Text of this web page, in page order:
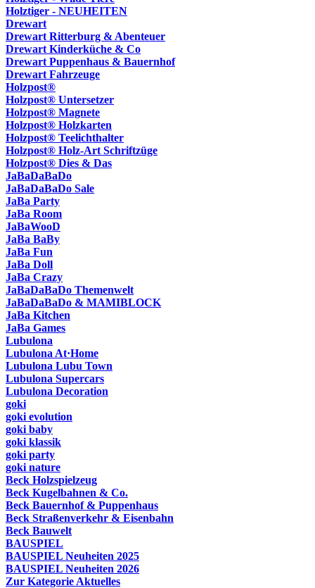
Holztiger - NEUHEITEN
Drewart
Drewart Ritterburg & Abenteuer
Drewart Kinderküche & Co
Drewart Puppenhaus & Bauernhof
Drewart Fahrzeuge
Holzpost®
Holzpost® Untersetzer
Holzpost® Magnete
Holzpost® Holzkarten
Holzpost® Teelichthalter
Holzpost® Holz-Art Schriftzüge
Holzpost® Dies & Das
JaBaDaBaDo
JaBaDaBaDo Sale
JaBa Party
JaBa Room
JaBaWooD
JaBa BaBy
JaBa Fun
JaBa Doll
JaBa Crazy
JaBaDaBaDo Themenwelt
JaBaDaBaDo & MAMIBLOCK
JaBa Kitchen
JaBa Games
Lubulona
Lubulona At·Home
Lubulona Lubu Town
Lubulona Supercars
Lubulona Decoration
goki
goki evolution
goki baby
goki klassik
goki party
goki nature
Beck Holzspielzeug
Beck Kugelbahnen & Co.
Beck Bauernhof & Puppenhaus
Beck Straßenverkehr & Eisenbahn
Beck Bauwelt
BAUSPIEL
BAUSPIEL Neuheiten 2025
BAUSPIEL Neuheiten 2026
Zur Kategorie Aktuelles